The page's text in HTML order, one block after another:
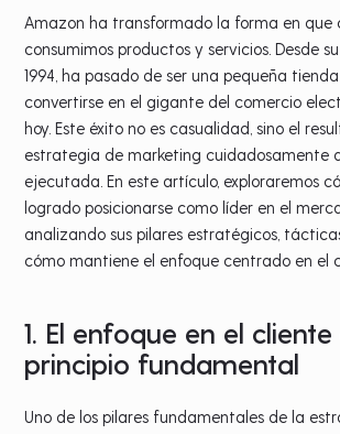
Amazon ha transformado la forma en que
consumimos productos y servicios. Desde
1994, ha pasado de ser una pequeña
convertirse en el gigante del comercio
hoy. Este éxito no es casualidad, sino el
estrategia de marketing cuidadosamente
ejecutada. En este artículo, exploraremos
logrado posicionarse como líder en el
analizando sus pilares estratégicos,
cómo mantiene el enfoque centrado en el
1. El enfoque en el
principio fundamental
Uno de los pilares fundamentales de la